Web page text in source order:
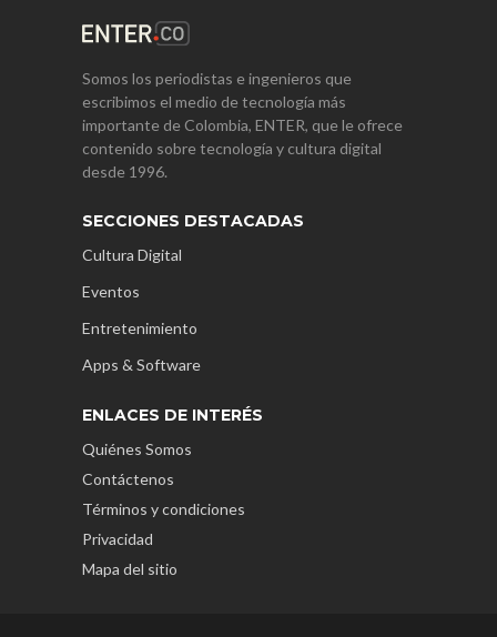
Somos los periodistas e ingenieros que
escribimos el medio de tecnología más
importante de Colombia, ENTER, que le ofrece
contenido sobre tecnología y cultura digital
desde 1996.
SECCIONES DESTACADAS
Cultura Digital
Eventos
Entretenimiento
Apps & Software
ENLACES DE INTERÉS
Quiénes Somos
Contáctenos
Términos y condiciones
Privacidad
Mapa del sitio